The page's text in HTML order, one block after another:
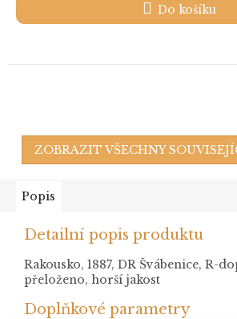
Do košíku
ZOBRAZIT VŠECHNY
Popis
Detailní popis produktu
Rakousko, 1887, DR Švábenice, R-
přeloženo, horší jakost
Doplňkové parametry